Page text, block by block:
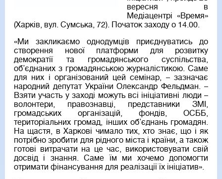
вересня в
Медіацентрі «Время»
(Харків, вул. Сумська, 72). Початок заходу о 14.00.
«Ми закликаємо однодумців приєднуватись до
створення нової платформи для розвитку
демократії та громадянського суспільства,
об’єднаних з громадянською журналістикою. Саме
для них і організований цей семінар, – зазначає
народний депутат України Олександр Фельдман. –
Взяти участь у заході можуть всі ініціативні люди –
волонтери, правознавці, представники ЗМІ,
громадських організацій, фондів, ОСББ,
територіальних громад, інших об’єднань громадян.
На щастя, в Харкові чимало тих, хто знає, що і як
потрібно зробити для рідного міста і країни, а також
готові витрачати на це час, використовувати свій
досвід і знання. Саме їм ми хочемо допомогти
отримати фінансування для реалізації їх ініціатив».